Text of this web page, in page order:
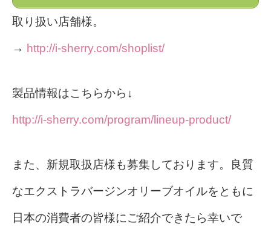
取り扱い店舗様。
→ http://i-sherry.com/shoplist/
製品情報はこちらから↓
http://i-sherry.com/program/lineup-product/
また、新規取扱店様も募集しております。良質
なエクストラバージンオリーブオイルをともに
日本の消費者の皆様にご紹介できたら幸いで